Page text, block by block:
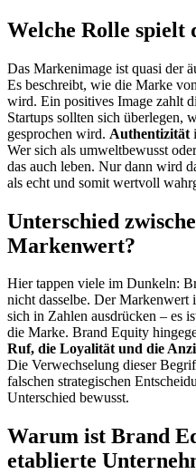
Welche Rolle spielt
Das Markenimage ist quasi der
Es beschreibt, wie die Marke
wird. Ein positives Image zahlt
Startups sollten sich überlegen,
gesprochen wird. Authentizität
Wer sich als umweltbewusst
das auch leben. Nur dann wird
als echt und somit wertvoll
Unterschied
Markenwert?
Hier tappen viele im Dunkeln:
nicht dasselbe. Der Markenwert
sich in Zahlen ausdrücken – es
die Marke. Brand Equity
Ruf, die Loyalität und die
Die Verwechselung dieser
falschen strategischen
Unterschied bewusst.
Warum ist Brand
etablierte